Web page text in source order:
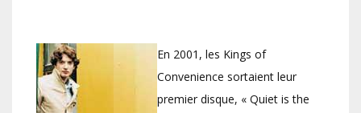
En 2001, les Kings of
Convenience sortaient leur
premier disque, « Quiet is the